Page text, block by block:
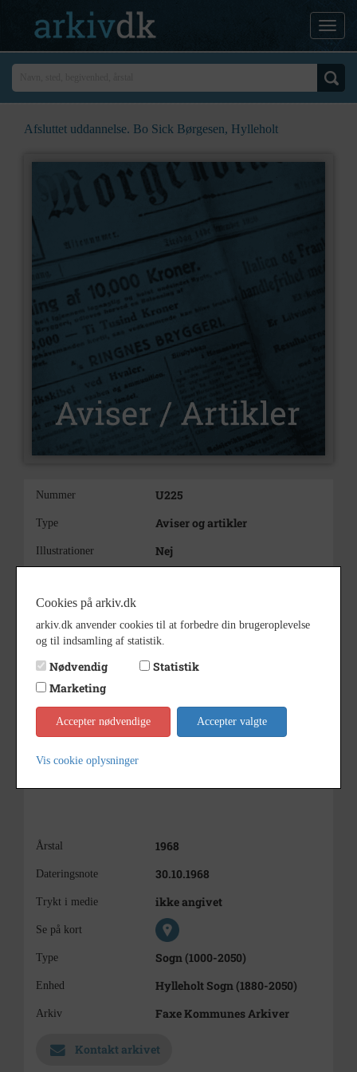
Afsluttet uddannelse. Bo Sick Børgesen, Hylleholt
Nummer U225
Type Aviser og artikler
Illustrationer Nej
bestået styrmandseksamen.
Årstal 1968
Dateringsnote 30.10.1968
Trykt i medie ikke angivet
Se på kort
Type Sogn (1000-2050)
Enhed Hylleholt Sogn (1880-2050)
Arkiv Faxe Kommunes Arkiver
Kontakt arkivet
Cookies på arkiv.dk
arkiv.dk anvender cookies til at forbedre din brugeroplevelse
og til indsamling af statistik.
Nødvendig
Statistik
Marketing
Accepter nødvendige Accepter valgte
Vis cookie oplysninger